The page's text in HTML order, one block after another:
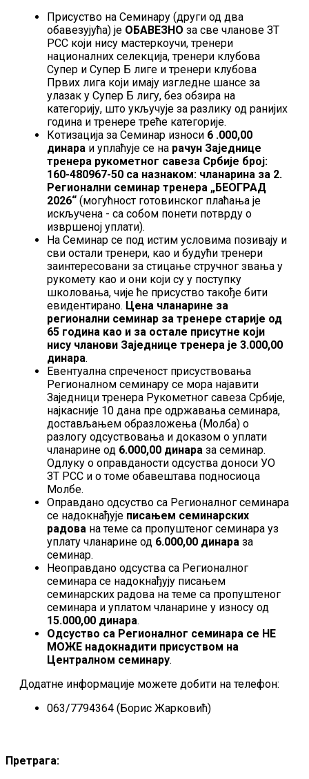
Присуство на Семинару (други од два
обавезујућа) је ОБАВЕЗНО за све чланове ЗТ
РСС који нису мастеркоучи, тренери
националних селекција, тренери клубова
Супер и Супер Б лиге и тренери клубова
Првих лига који имају изгледне шансе за
улазак у Супер Б лигу, без обзира на
категорију, што укључује за разлику од ранијих
година и тренере треће категорије.
Котизација за Семинар износи 6 .000,00
динара и уплаћује се на рачун Заједнице
тренера рукометног савеза Србије број:
160-480967-50 са назнаком: чланарина за 2.
Регионални семинар тренера „БЕОГРАД
2026“ (могућност готовинског плаћања је
искључена - са собом понети потврду о
извршеној уплати).
На Семинар се под истим условима позивају и
сви остали тренери, као и будући тренери
заинтересовани за стицање стручног звања у
рукомету као и они који су у поступку
школовања, чије ће присуство такође бити
евидентирано. Цена чланарине за
регионални семинар за тренере старије од
65 година као и за остале присутне који
нису чланови Заједнице тренера је 3.000,00
динара.
Евентуална спреченост присуствовања
Регионалном семинару се мора најавити
Заједници тренера Рукометног савеза Србије,
најкасније 10 дана пре одржавања семинара,
достављањем образложења (Молба) о
разлогу одсуствовања и доказом о уплати
чланарине од 6.000,00 динара за семинар.
Одлуку о оправданости одсуства доноси УО
ЗТ РСС и о томе обавештава подносиоца
Молбе.
Оправдано одсуство са Регионалног семинара
се надокнађује писањем семинарских
радова на теме са пропуштеног семинара уз
уплату чланарине од 6.000,00 динара за
семинар.
Неоправдано одсуства са Регионалног
семинара се надокнађују писањем
семинарских радова на теме са пропуштеног
семинара и уплатом чланарине у износу од
15.000,00 динара.
Одсуство са Регионалног семинара се НЕ
МОЖЕ надокнадити присуством на
Централном семинару.
Додатне информације можете добити на телефон:
063/7794364 (Борис Жарковић)
Претрага: